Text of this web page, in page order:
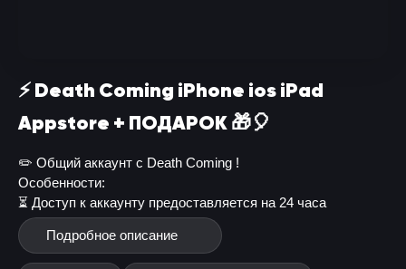
⚡️ Death Coming iPhone ios iPad
Appstore + ПОДАРОК 🎁🎈
✏️ Общий аккаунт с Death Coming !
Особенности:
⏳ Доступ к аккаунту предоставляется на 24 часа
Подробное описание